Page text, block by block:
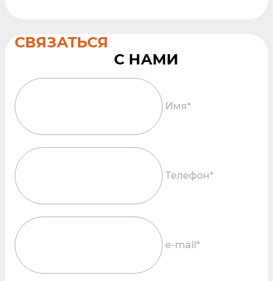
СВЯЗАТЬСЯ
Имя*
Телефон*
e-mail*